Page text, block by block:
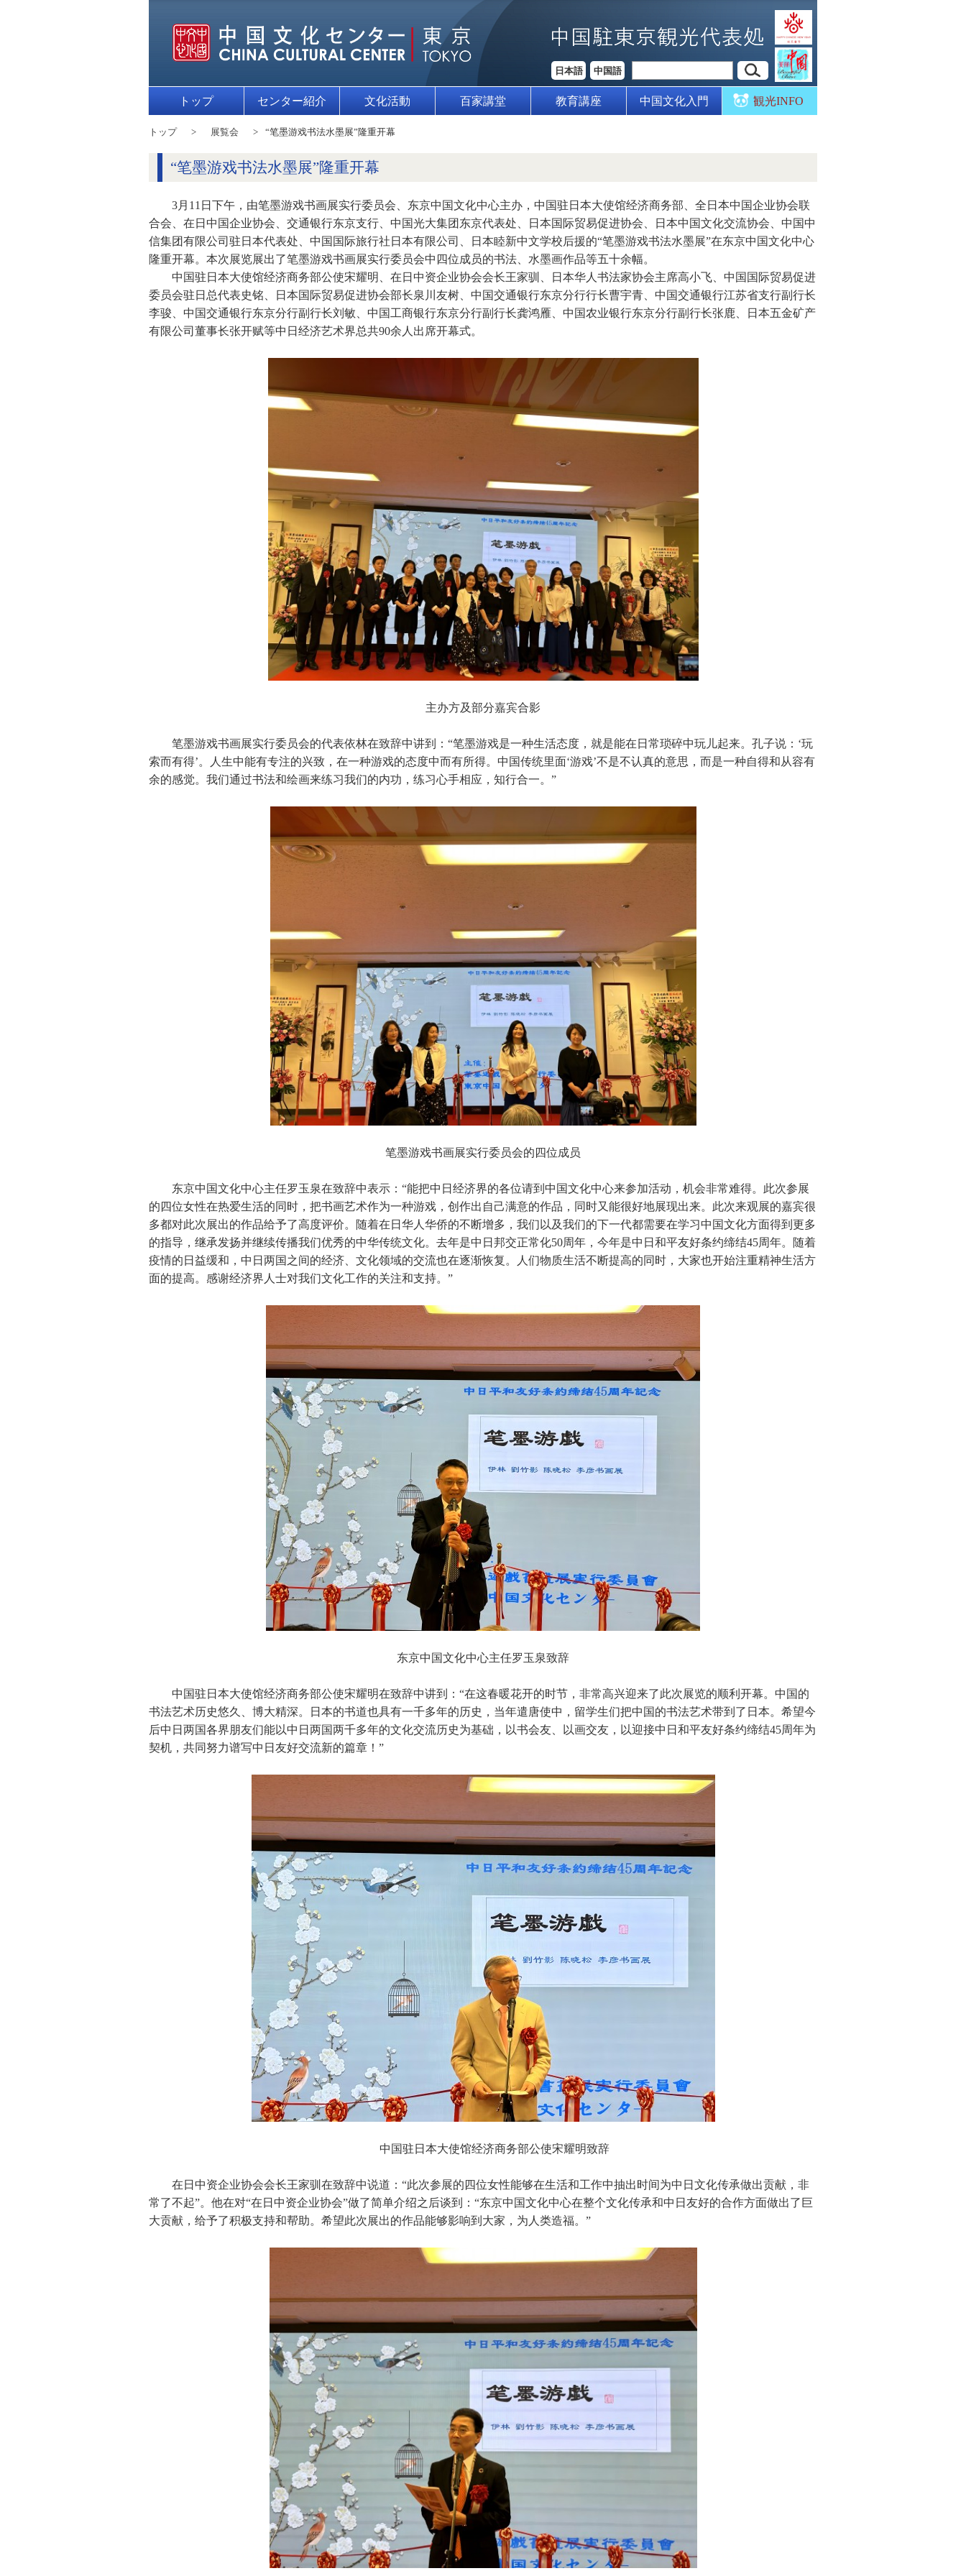
日本語 中国語
トップ センター紹介 文化活動 百家講堂 教育講座 中国文化入門 観光INFO
トップ 展覧会 “笔墨游戏书法水墨展”隆重开幕
“笔墨游戏书法水墨展”隆重开幕
3月11日下午，由笔墨游戏书画展实行委员会、东京中国文化中心主办，中国驻日本大使馆经济商务部、全日本中国企业协会联
合会、在日中国企业协会、交通银行东京支行、中国光大集团东京代表处、日本国际贸易促进协会、日本中国文化交流协会、中国中
信集团有限公司驻日本代表处、中国国际旅行社日本有限公司、日本睦新中文学校后援的“笔墨游戏书法水墨展”在东京中国文化中心
隆重开幕。本次展览展出了笔墨游戏书画展实行委员会中四位成员的书法、水墨画作品等五十余幅。
中国驻日本大使馆经济商务部公使宋耀明、在日中资企业协会会长王家驯、日本华人书法家协会主席高小飞、中国国际贸易促进
委员会驻日总代表史铭、日本国际贸易促进协会部长泉川友树、中国交通银行东京分行行长曹宇青、中国交通银行江苏省支行副行长
李骏、中国交通银行东京分行副行长刘敏、中国工商银行东京分行副行长龚鸿雁、中国农业银行东京分行副行长张鹿、日本五金矿产
有限公司董事长张开赋等中日经济艺术界总共90余人出席开幕式。
主办方及部分嘉宾合影
笔墨游戏书画展实行委员会的代表依林在致辞中讲到：“笔墨游戏是一种生活态度，就是能在日常琐碎中玩儿起来。孔子说：‘玩
索而有得’。人生中能有专注的兴致，在一种游戏的态度中而有所得。中国传统里面‘游戏’不是不认真的意思，而是一种自得和从容有
余的感觉。我们通过书法和绘画来练习我们的内功，练习心手相应，知行合一。”
笔墨游戏书画展实行委员会的四位成员
东京中国文化中心主任罗玉泉在致辞中表示：“能把中日经济界的各位请到中国文化中心来参加活动，机会非常难得。此次参展
的四位女性在热爱生活的同时，把书画艺术作为一种游戏，创作出自己满意的作品，同时又能很好地展现出来。此次来观展的嘉宾很
多都对此次展出的作品给予了高度评价。随着在日华人华侨的不断增多，我们以及我们的下一代都需要在学习中国文化方面得到更多
的指导，继承发扬并继续传播我们优秀的中华传统文化。去年是中日邦交正常化50周年，今年是中日和平友好条约缔结45周年。随着
疫情的日益缓和，中日两国之间的经济、文化领域的交流也在逐渐恢复。人们物质生活不断提高的同时，大家也开始注重精神生活方
面的提高。感谢经济界人士对我们文化工作的关注和支持。”
东京中国文化中心主任罗玉泉致辞
中国驻日本大使馆经济商务部公使宋耀明在致辞中讲到：“在这春暖花开的时节，非常高兴迎来了此次展览的顺利开幕。中国的
书法艺术历史悠久、博大精深。日本的书道也具有一千多年的历史，当年遣唐使中，留学生们把中国的书法艺术带到了日本。希望今
后中日两国各界朋友们能以中日两国两千多年的文化交流历史为基础，以书会友、以画交友，以迎接中日和平友好条约缔结45周年为
契机，共同努力谱写中日友好交流新的篇章！”
中国驻日本大使馆经济商务部公使宋耀明致辞
在日中资企业协会会长王家驯在致辞中说道：“此次参展的四位女性能够在生活和工作中抽出时间为中日文化传承做出贡献，非
常了不起”。他在对“在日中资企业协会”做了简单介绍之后谈到：“东京中国文化中心在整个文化传承和中日友好的合作方面做出了巨
大贡献，给予了积极支持和帮助。希望此次展出的作品能够影响到大家，为人类造福。”